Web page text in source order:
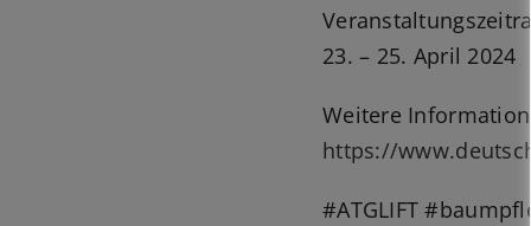
23. – 25. April 2024
Weitere
https://
#ATGLIFT